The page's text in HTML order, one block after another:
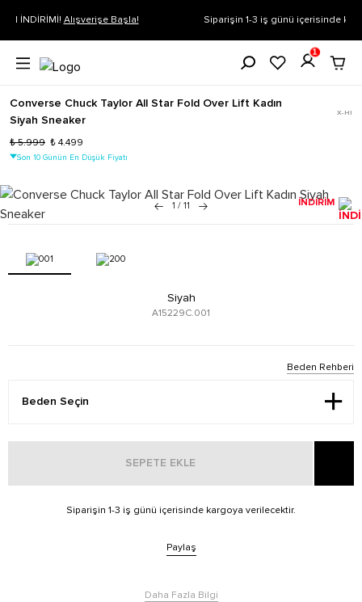
Siparişin 1-3 iş günü içerisinde kargoya verilecektir.Daha Fazla Bilgi
1
Converse Chuck Taylor All Star Fold Over Lift Kadın
Siyah Sneaker
X-HI
₺ 5.999 ₺ 4.499
Son 10 Günün En Düşük Fiyatı
1 / 11 İNDİRİM
Siyah
A15229C.001
Beden Rehberi
SEPETE EKLE
Siparişin 1-3 iş günü içerisinde kargoya verilecektir.
Paylaş
Daha Fazla Bilgi